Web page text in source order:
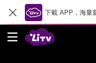
下載 APP，海量